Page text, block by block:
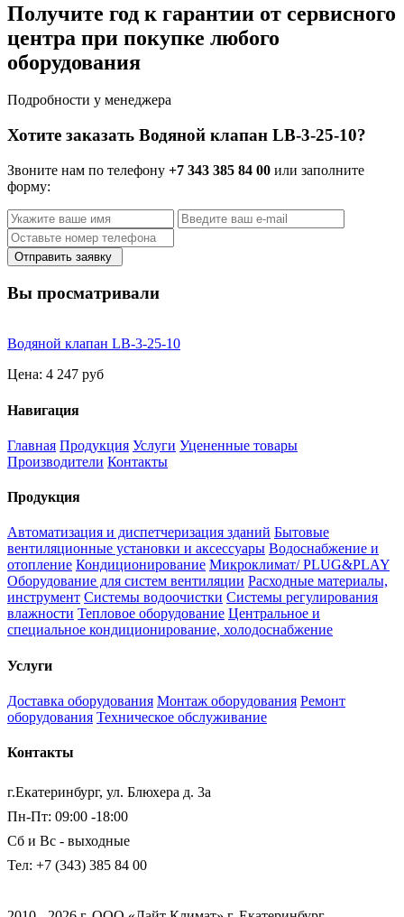
Получите год к гарантии от сервисного
центра при покупке любого
оборудования
Подробности у менеджера
Хотите заказать Водяной клапан LB-3-25-10?
Звоните нам по телефону +7 343 385 84 00 или заполните
форму:
Отправить заявку
Вы просматривали
Водяной клапан LB-3-25-10
Цена: 4 247 руб
Навигация
Главная Продукция Услуги Уцененные товары
Производители Контакты
Продукция
Автоматизация и диспетчеризация зданий Бытовые
вентиляционные установки и аксессуары Водоснабжение и
отопление Кондиционирование Микроклимат/ PLUG&PLAY
Оборудование для систем вентиляции Расходные материалы,
инструмент Системы водоочистки Системы регулирования
влажности Тепловое оборудование Центральное и
специальное кондиционирование, холодоснабжение
Услуги
Доставка оборудования Монтаж оборудования Ремонт
оборудования Техническое обслуживание
Контакты
г.Екатеринбург, ул. Блюхера д. 3а
Пн-Пт: 09:00 -18:00
Сб и Вс - выходные
Тел: +7 (343) 385 84 00